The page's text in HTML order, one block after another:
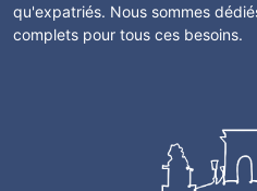
qu'expatriés. Nous sommes
complets pour tous ces besoins.